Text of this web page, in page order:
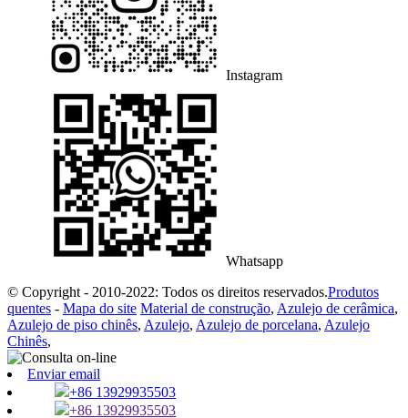
Instagram
Whatsapp
© Copyright - 2010-2022: Todos os direitos reservados.Produtos
quentes - Mapa do site Material de construção, Azulejo de cerâmica,
Azulejo de piso chinês, Azulejo, Azulejo de porcelana, Azulejo
Chinês,
Enviar email
+86 13929935503
+86 13929935503